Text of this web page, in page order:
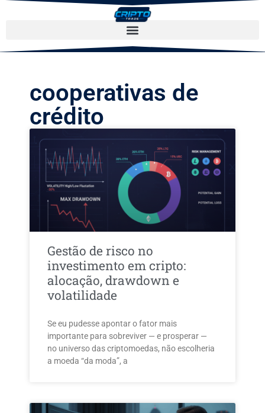
cooperativas de
crédito
Gestão de risco no
investimento em cripto:
alocação, drawdown e
volatilidade
Se eu pudesse apontar o fator mais
importante para sobreviver — e prosperar —
no universo das criptomoedas, não escolheria
a moeda “da moda”, a